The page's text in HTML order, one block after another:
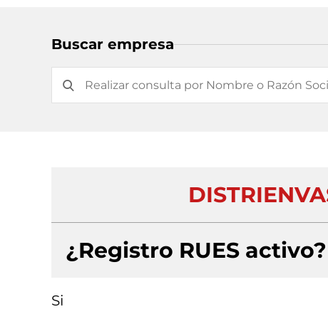
Buscar empresa
¿Registro RUES activo?
Si